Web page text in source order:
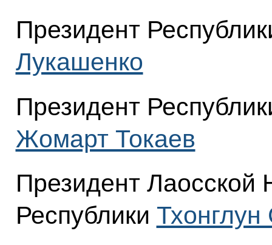
Президент
Лукашенко
Президент
Жомарт Токаев
Президент Лаосской
Республики Тхонглун